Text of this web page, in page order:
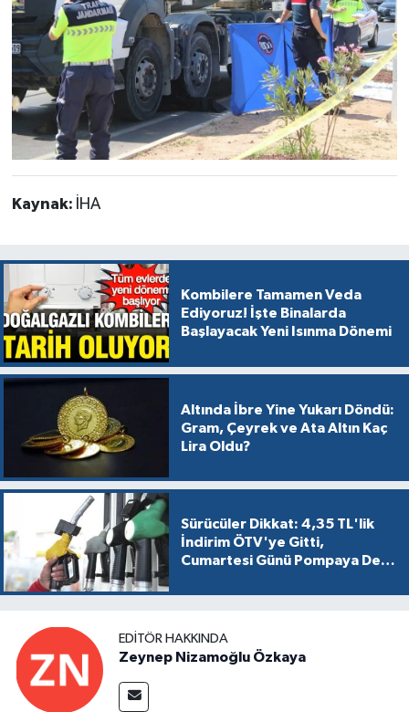
Kaynak: İHA
Kombilere Tamamen Veda
Ediyoruz! İşte Binalarda
Başlayacak Yeni Isınma Dönemi
Altında İbre Yine Yukarı Döndü:
Gram, Çeyrek ve Ata Altın Kaç
Lira Oldu?
Sürücüler Dikkat: 4,35 TL'lik
İndirim ÖTV'ye Gitti,
Cumartesi Günü Pompaya Dev
EDITÖR HAKKINDA
Zeynep Nizamoğlu Özkaya